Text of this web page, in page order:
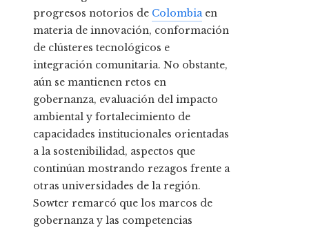
progresos notorios de Colombiaen
materia de innovación, conformación
de clústeres tecnológicos e
integración comunitaria. No obstante,
aún se mantienen retos en
gobernanza, evaluación del impacto
ambiental y fortalecimiento de
capacidades institucionales orientadas
a la sostenibilidad, aspectos que
continúan mostrando rezagos frente a
otras universidades de la región.
Sowter remarcó que los marcos de
gobernanza y las competencias